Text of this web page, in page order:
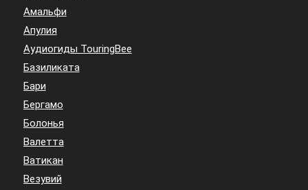
Амальфи
Апулия
Аудиогиды TouringBee
Базиликата
Бари
Бергамо
Болонья
Валетта
Ватикан
Везувий